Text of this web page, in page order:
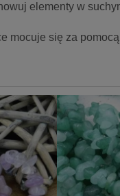
elementy w
mocuje się za